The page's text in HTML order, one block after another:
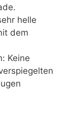
helle
dem
Keine